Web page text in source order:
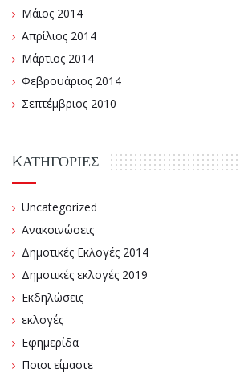
Μάιος 2014
Απρίλιος 2014
Μάρτιος 2014
Φεβρουάριος 2014
Σεπτέμβριος 2010
KΑΤΗΓΟΡΊΕΣ
Uncategorized
Ανακοινώσεις
Δημοτικές Εκλογές 2014
Δημοτικές εκλογές 2019
Εκδηλώσεις
εκλογές
Εφημερίδα
Ποιοι είμαστε